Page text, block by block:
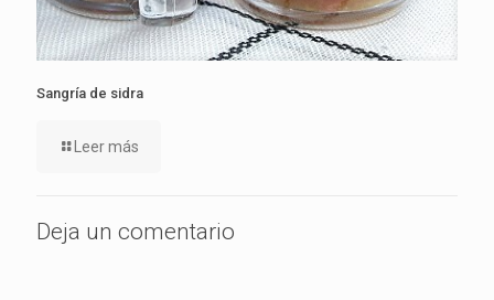
Sangría de sidra
Leer más
Deja un comentario